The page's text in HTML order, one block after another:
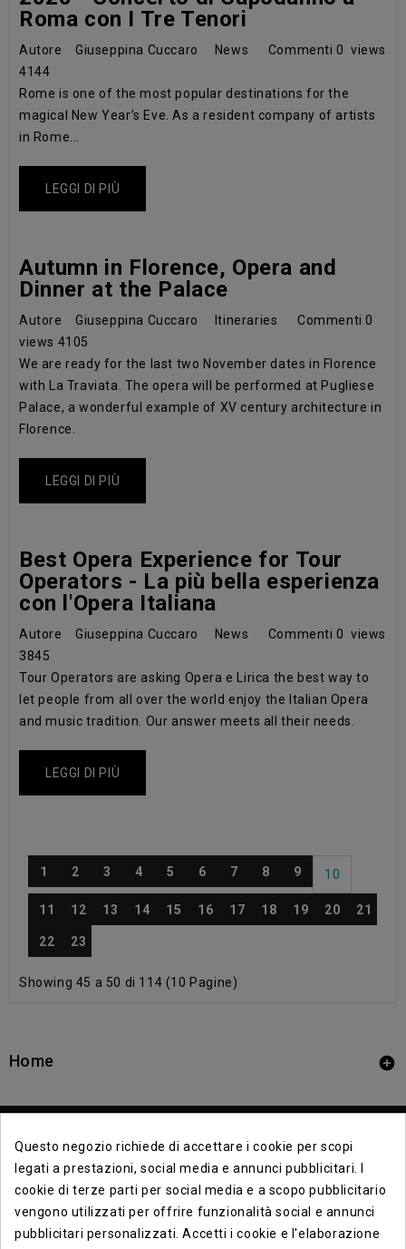
Roma con I Tre Tenori
Autore Giuseppina Cuccaro News Commenti0 views
4144
Rome is one of the most popular destinations for the
magical New Year’s Eve. As a resident company of artists
in Rome...
LEGGI DI PIÙ
Autumn in Florence, Opera and
Dinner at the Palace
Autore Giuseppina Cuccaro Itineraries Commenti0
views 4105
We are ready for the last two November dates in Florence
with La Traviata. The opera will be performed at Pugliese
Palace, a wonderful example of XV century architecture in
Florence.
LEGGI DI PIÙ
Best Opera Experience for Tour
Operators - La più bella esperienza
con l'Opera Italiana
Autore Giuseppina Cuccaro News Commenti0 views
3845
Tour Operators are asking Opera e Lirica the best way to
let people from all over the world enjoy the Italian Opera
and music tradition. Our answer meets all their needs.
LEGGI DI PIÙ
1 2 3 4 5 6 7 8 9 10
11 12 13 14 15 16 17 18 19 20 21
22 23
Showing 45 a 50 di 114 (10 Pagine)
Home 
Contact Info 
Questo negozio richiede di accettare i cookie per scopi
legati a prestazioni, social media e annunci pubblicitari. I
cookie di terze parti per social media e a scopo pubblicitario
vengono utilizzati per offrire funzionalità social e annunci
pubblicitari personalizzati. Accetti i cookie e l'elaborazione